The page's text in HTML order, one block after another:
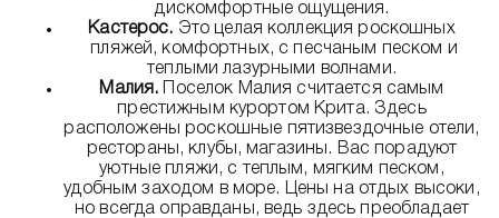
дискомфортные ощущения.
Кастерос. Это целая коллекция роскошных
пляжей, комфортных, с песчаным песком и
теплыми лазурными волнами.
Малия. Поселок Малия считается самым
престижным курортом Крита. Здесь
расположены роскошные пятизвездочные отели,
рестораны, клубы, магазины. Вас порадуют
уютные пляжи, с теплым, мягким песком,
удобным заходом в море. Цены на отдых высоки,
но всегда оправданы, ведь здесь преобладает